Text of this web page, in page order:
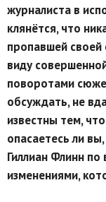
журналиста в
клянётся, что
пропавшей своей
виду
поворотами
обсуждать, не
известны тем,
опасаетесь ли
Гиллиан Флинн
изменениями,